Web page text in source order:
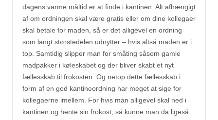
dagens varme måltid er at finde i kantinen. Alt afhængigt
af om ordningen skal være gratis eller om dine kollegaer
skal betale for maden, så er det alligevel en ordning
som langt størstedelen udnytter – hvis altså maden er i
top. Samtidig slipper man for småting såsom gamle
madpakker i køleskabet og der bliver skabt et nyt
fællesskab til frokosten. Og netop dette fællesskab i
form af en god kantineordning har meget at sige for
kollegaerne imellem. For hvis man alligevel skal ned i
kantinen og hente sin frokost, så kunne man da ligeså